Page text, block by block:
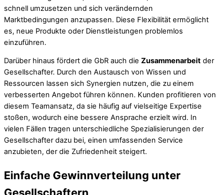
schnell umzusetzen und sich verändernden
Marktbedingungen anzupassen. Diese Flexibilität ermöglicht
es, neue Produkte oder Dienstleistungen problemlos
einzuführen.
Darüber hinaus fördert die GbR auch die Zusammenarbeit der
Gesellschafter. Durch den Austausch von Wissen und
Ressourcen lassen sich Synergien nutzen, die zu einem
verbesserten Angebot führen können. Kunden profitieren von
diesem Teamansatz, da sie häufig auf vielseitige Expertise
stoßen, wodurch eine bessere Ansprache erzielt wird. In
vielen Fällen tragen unterschiedliche Spezialisierungen der
Gesellschafter dazu bei, einen umfassenden Service
anzubieten, der die Zufriedenheit steigert.
Einfache Gewinnverteilung unter
Gesellschaftern